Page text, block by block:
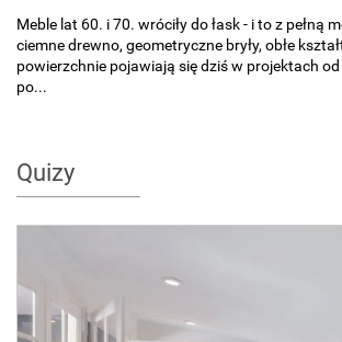
Meble lat 60. i 70. wróciły do łask - i to z pełną
ciemne drewno, geometryczne bryły, obłe
powierzchnie pojawiają się dziś w projektach od
po...
Quizy